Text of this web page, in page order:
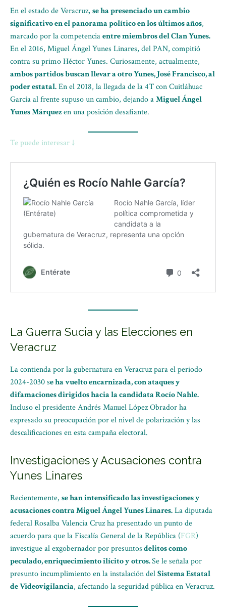
En el estado de Veracruz, se ha presenciado un cambio
significativo en el panorama político en los últimos años,
marcado por la competenciaentre miembros del Clan Yunes.
En el 2016, Miguel Ángel Yunes Linares, del PAN, compitió
contra su primo Héctor Yunes. Curiosamente, actualmente,
ambos partidos buscan llevar a otro Yunes, José Francisco, al
poder estatal.En el 2018, la llegada de la 4T con Cuitláhuac
García al frente supuso un cambio, dejando aMiguel Ángel
Yunes Márquezen una posición desafiante.
Te puede interesar ↓
La Guerra Sucia y las Elecciones en
Veracruz
La contienda por la gubernatura en Veracruz para el periodo
2024-2030 se ha vuelto encarnizada, con ataques y
difamaciones dirigidos hacia la candidata Rocío Nahle.
Incluso el presidente Andrés Manuel López Obrador ha
expresado su preocupación por el nivel de polarización y las
descalificaciones en esta campaña electoral.
Investigaciones y Acusaciones contra
Yunes Linares
Recientemente, se han intensificado las investigaciones y
acusaciones contra Miguel Ángel Yunes Linares.La diputada
federal Rosalba Valencia Cruz ha presentado un punto de
acuerdo para que la Fiscalía General de la República (FGR)
investigue al exgobernador por presuntosdelitos como
peculado, enriquecimiento ilícito y otros.Se le señala por
presunto incumplimiento en la instalación delSistema Estatal
de Videovigilancia, afectando la seguridad pública en Veracruz.